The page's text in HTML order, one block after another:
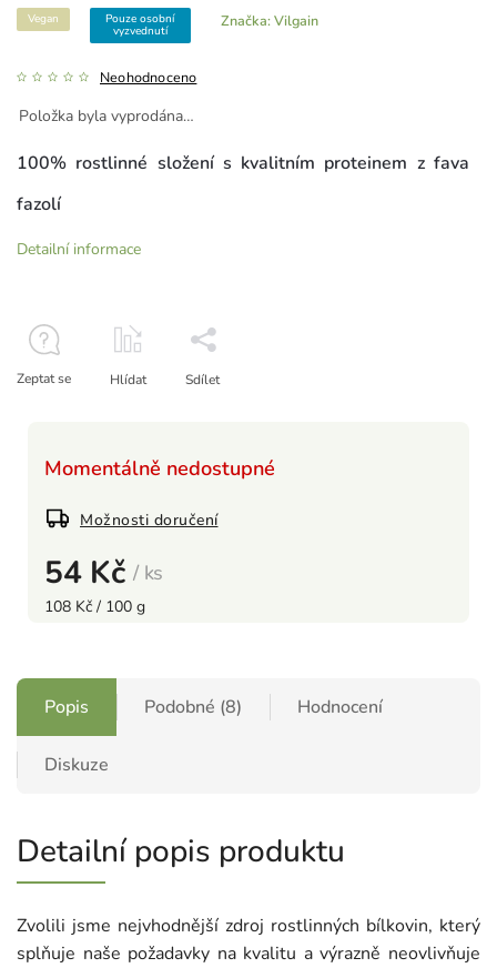
Vegan Pouze osobní
vyzvednutí
Neohodnoceno
Značka:Vilgain
54 Kč/ ks
108 Kč / 100 g
Momentálně nedostupné
Možnosti doručení
Položka byla vyprodána…
100% rostlinné složení s kvalitním proteinem z fava
fazolí
Detailní informace
Zeptat se Hlídat Sdílet
Popis Podobné (8) Hodnocení
Diskuze
Detailní popis produktu
Zvolili jsme nejvhodnější zdroj rostlinných bílkovin, který
splňuje naše požadavky na kvalitu a výrazně neovlivňuje